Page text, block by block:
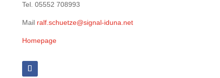
Tel. 05552 708993
Mail ralf.schuetze@signal-iduna.net
Homepage